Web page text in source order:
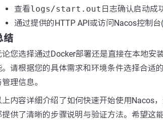
查看logs/start.out 日志确认启动成
通过提供的HTTP API或访问Nacos控制台(
结
论您选择通过Docker部署还是直接在本地安
。请根据您的具体需求和环境条件选择合适
管理信息。
上内容详细介绍了如何快速开始使用Nacos
提供了清晰的步骤说明与验证方法。希望这